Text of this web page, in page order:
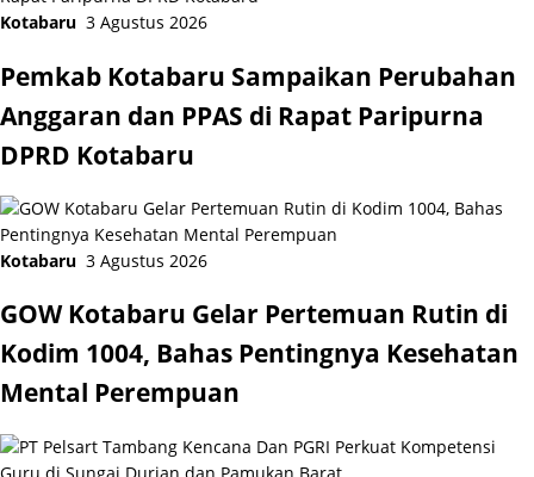
Kotabaru 3 Agustus 2026
Pemkab Kotabaru Sampaikan Perubahan
Anggaran dan PPAS di Rapat Paripurna
DPRD Kotabaru
Kotabaru 3 Agustus 2026
GOW Kotabaru Gelar Pertemuan Rutin di
Kodim 1004, Bahas Pentingnya Kesehatan
Mental Perempuan